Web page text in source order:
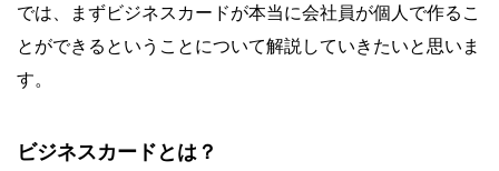
では、まずビジネスカードが本当に会社員が個人で作るこ
とができるということについて解説していきたいと思いま
す。
ビジネスカードとは？